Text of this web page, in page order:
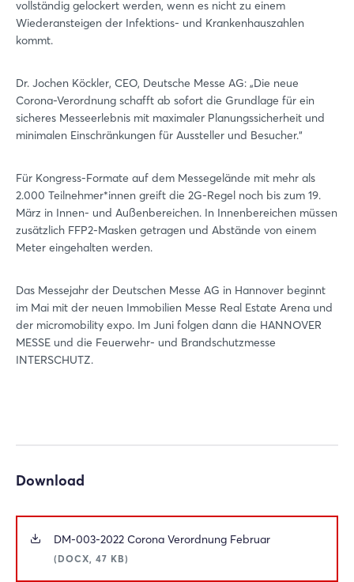
vollständig gelockert werden, wenn es nicht zu einem
Wiederansteigen der Infektions- und Krankenhauszahlen
kommt.
Dr. Jochen Köckler, CEO, Deutsche Messe AG: „Die neue
Corona-Verordnung schafft ab sofort die Grundlage für ein
sicheres Messeerlebnis mit maximaler Planungssicherheit und
minimalen Einschränkungen für Aussteller und Besucher.“
Für Kongress-Formate auf dem Messegelände mit mehr als
2.000 Teilnehmer*innen greift die 2G-Regel noch bis zum 19.
März in Innen- und Außenbereichen. In Innenbereichen müssen
zusätzlich FFP2-Masken getragen und Abstände von einem
Meter eingehalten werden.
Das Messejahr der Deutschen Messe AG in Hannover beginnt
im Mai mit der neuen Immobilien Messe Real Estate Arena und
der micromobility expo. Im Juni folgen dann die HANNOVER
MESSE und die Feuerwehr- und Brandschutzmesse
INTERSCHUTZ.
Download
DM-003-2022 Corona Verordnung Februar
(DOCX, 47 KB)